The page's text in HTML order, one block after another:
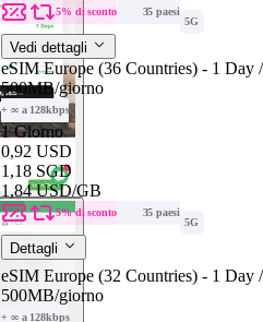
5% di sconto
35 paesi
5G
Vedi dettagli
eSIM Europe (36 Countries) - 1 Day
500MB/giorno
+ ∞ a 128kbps
1 Giorno
0,92 USD
1,18 SGD
1,84 USD/GB
5% di sconto
35 paesi
5G
Dettagli
eSIM Europe (32 Countries) - 1 Day
500MB/giorno
+ ∞ a 128kbps